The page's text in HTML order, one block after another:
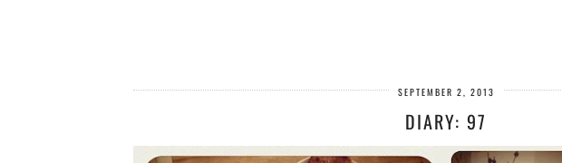
SEPTEMBER 2, 2013
DIARY: 97